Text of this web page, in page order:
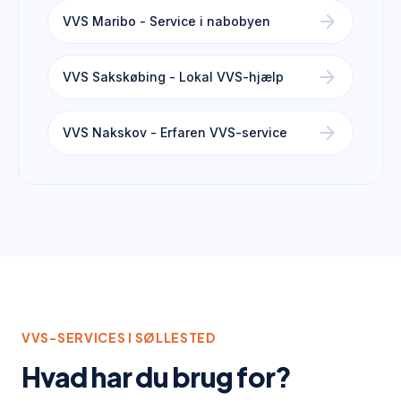
VVS Maribo - Service i nabobyen arrow_forward
VVS Sakskøbing - Lokal VVS-hjælp arrow_forward
VVS Nakskov - Erfaren VVS-service arrow_forward
VVS-SERVICES I SØLLESTED
Hvad har du brug for?